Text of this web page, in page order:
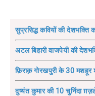
सुप्रसिद्ध कवियों की देशभक्ति
अटल बिहारी वाजपेयी की
फ़िराक़ गोरखपुरी के 30 मशहूर
दुष्यंत कुमार की 10 चुनिंदा